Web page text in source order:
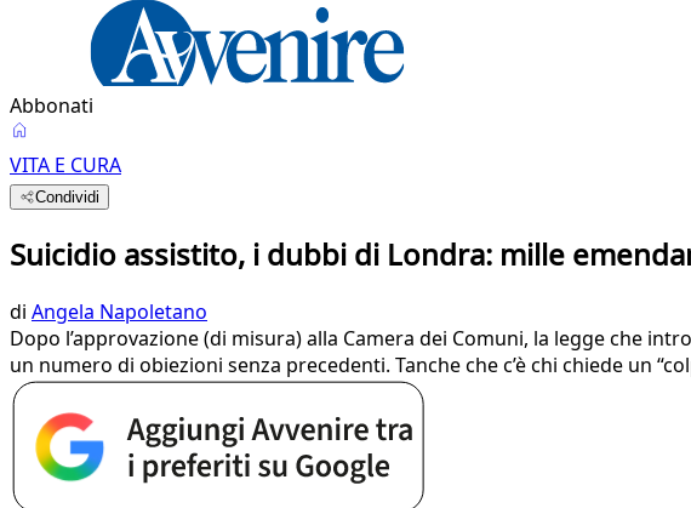
Abbonati
VITA E CURA
Condividi
Suicidio assistito, i dubbi di Londra: mille
di Angela Napoletano
Dopo l’approvazione (di misura) alla Camera dei Comuni, la legge che
un numero di obiezioni senza precedenti. Tanche che c’è chi chiede un